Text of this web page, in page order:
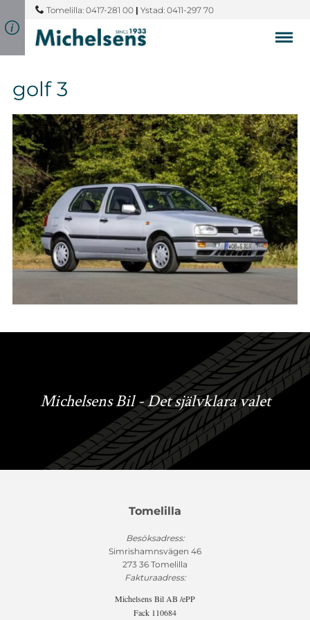
Tomelilla: 0417-281 00 | Ystad: 0411-297 70
golf 3
Michelsens Bil - Det självklara valet
Tomelilla
Besöksadress:
Simrishamnsvägen 46
273 36 Tomelilla
Fakturaadress:
Michelsens Bil AB /ePP
Fack 110684